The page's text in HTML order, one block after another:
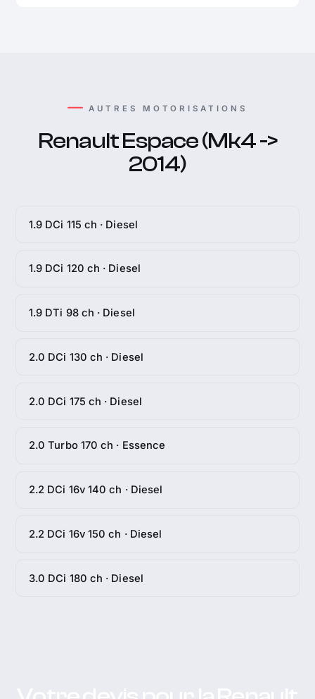
AUTRES MOTORISATIONS
Renault Espace (Mk4 ->
2014)
1.9 DCi 115 ch · Diesel
1.9 DCi 120 ch · Diesel
1.9 DTi 98 ch · Diesel
2.0 DCi 130 ch · Diesel
2.0 DCi 175 ch · Diesel
2.0 Turbo 170 ch · Essence
2.2 DCi 16v 140 ch · Diesel
2.2 DCi 16v 150 ch · Diesel
3.0 DCi 180 ch · Diesel